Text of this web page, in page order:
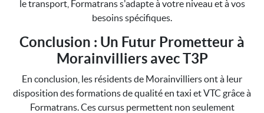
le transport, Formatrans s'adapte à votre niveau et à vos
besoins spécifiques.
Conclusion : Un Futur Prometteur à
Morainvilliers avec T3P
En conclusion, les résidents de Morainvilliers ont à leur
disposition des formations de qualité en taxi et VTC grâce à
Formatrans. Ces cursus permettent non seulement